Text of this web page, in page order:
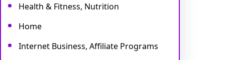
Health & Fitness, Nutrition
Home
Internet Business, Affiliate Programs